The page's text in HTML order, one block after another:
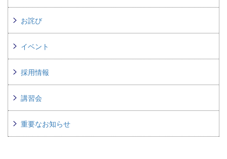
お詫び
イベント
採用情報
講習会
重要なお知らせ